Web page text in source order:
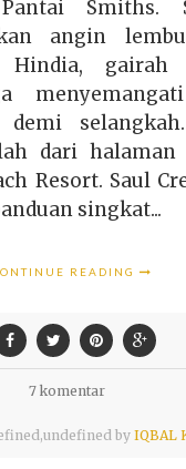
Smiths.
angin
Hindia, gairah
demi
dari
Resort. Saul
singkat...
READING
7 komentar
undefined by IQBAL